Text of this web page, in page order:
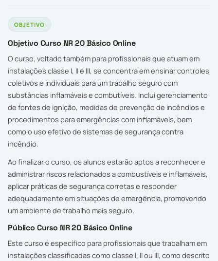
OBJETIVO
Objetivo Curso NR 20 Básico Online
O curso, voltado também para profissionais que atuam em
instalações classe I, II e III, se concentra em ensinar controles
coletivos e individuais para um trabalho seguro com
substâncias inflamáveis e combutíveis. Inclui gerenciamento
de fontes de ignição, medidas de prevenção de incêndios e
procedimentos para emergências com inflamáveis, bem
como o uso efetivo de sistemas de segurança contra
incêndio.
Ao finalizar o curso, os alunos estarão aptos a reconhecer e
administrar riscos relacionados a combustíveis e inflamáveis,
aplicar práticas de segurança corretas e responder
adequadamente em situações de emergência, promovendo
um ambiente de trabalho mais seguro.
Público Curso NR 20 Básico Online
Este curso é específico para profissionais que trabalham em
instalações classificadas como classe I, II ou III, como descrito